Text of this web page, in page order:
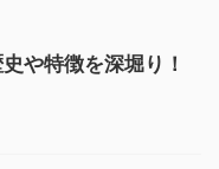
や特徴を深堀り！